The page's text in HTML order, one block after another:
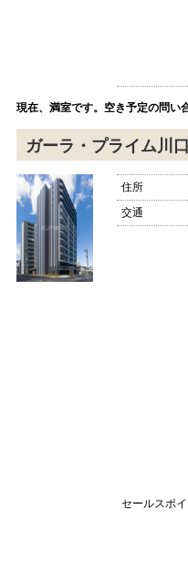
現在、満室です。空き予定の問い
ガーラ・プライム川
住所
交通
セールスポ